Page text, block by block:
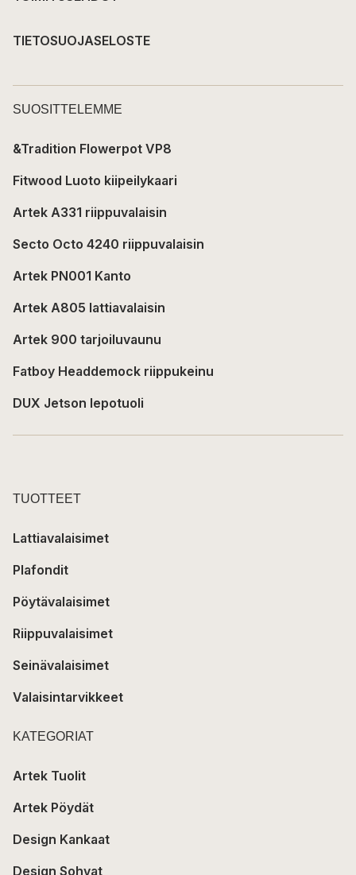
TIETOSUOJASELOSTE
SUOSITTELEMME
&Tradition Flowerpot VP8
Fitwood Luoto kiipeilykaari
Artek A331 riippuvalaisin
Secto Octo 4240 riippuvalaisin
Artek PN001 Kanto
Artek A805 lattiavalaisin
Artek 900 tarjoiluvaunu
Fatboy Headdemock riippukeinu
DUX Jetson lepotuoli
TUOTTEET
Lattiavalaisimet
Plafondit
Pöytävalaisimet
Riippuvalaisimet
Seinävalaisimet
Valaisintarvikkeet
KATEGORIAT
Artek Tuolit
Artek Pöydät
Design Kankaat
Design Sohvat